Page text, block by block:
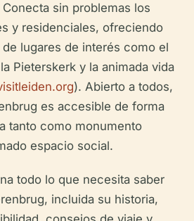
sin problemas los
y residenciales, ofreciendo
lugares de interés como el
Pieterskerk y la animada vida
). Abierto a todos,
es accesible de forma
tanto como monumento
espacio social.
todo lo que necesita saber
incluida su historia,